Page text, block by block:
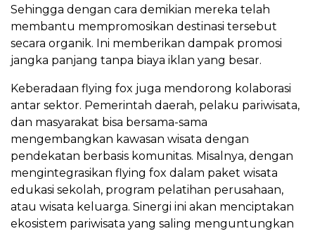
Sehingga dengan cara demikian mereka telah
membantu mempromosikan destinasi tersebut
secara organik. Ini memberikan dampak promosi
jangka panjang tanpa biaya iklan yang besar.
Keberadaan flying fox juga mendorong kolaborasi
antar sektor. Pemerintah daerah, pelaku pariwisata,
dan masyarakat bisa bersama-sama
mengembangkan kawasan wisata dengan
pendekatan berbasis komunitas. Misalnya, dengan
mengintegrasikan flying fox dalam paket wisata
edukasi sekolah, program pelatihan perusahaan,
atau wisata keluarga. Sinergi ini akan menciptakan
ekosistem pariwisata yang saling menguntungkan